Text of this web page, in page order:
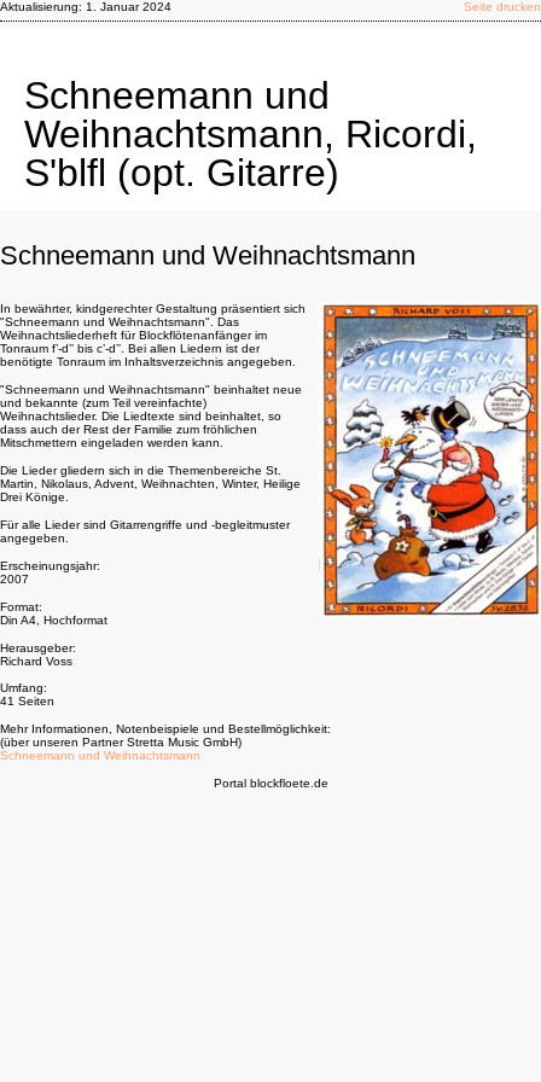
Aktualisierung: 1. Januar 2024 Seite drucken
Schneemann und
Weihnachtsmann, Ricordi,
S'blfl (opt. Gitarre)
Schneemann und Weihnachtsmann
In bewährter, kindgerechter Gestaltung präsentiert sich
"Schneemann und Weihnachtsmann". Das
Weihnachtsliederheft für Blockflötenanfänger im
Tonraum f’-d’’ bis c’-d’’. Bei allen Liedern ist der
benötigte Tonraum im Inhaltsverzeichnis angegeben.
"Schneemann und Weihnachtsmann" beinhaltet neue
und bekannte (zum Teil vereinfachte)
Weihnachtslieder. Die Liedtexte sind beinhaltet, so
dass auch der Rest der Familie zum fröhlichen
Mitschmettern eingeladen werden kann.
Die Lieder gliedern sich in die Themenbereiche St.
Martin, Nikolaus, Advent, Weihnachten, Winter, Heilige
Drei Könige.
Für alle Lieder sind Gitarrengriffe und -begleitmuster
angegeben.
Erscheinungsjahr:
2007
Format:
Din A4, Hochformat
Herausgeber:
Richard Voss
Umfang:
41 Seiten
Mehr Informationen, Notenbeispiele und Bestellmöglichkeit:
(über unseren Partner Stretta Music GmbH)
Schneemann und Weihnachtsmann
Portal blockfloete.de